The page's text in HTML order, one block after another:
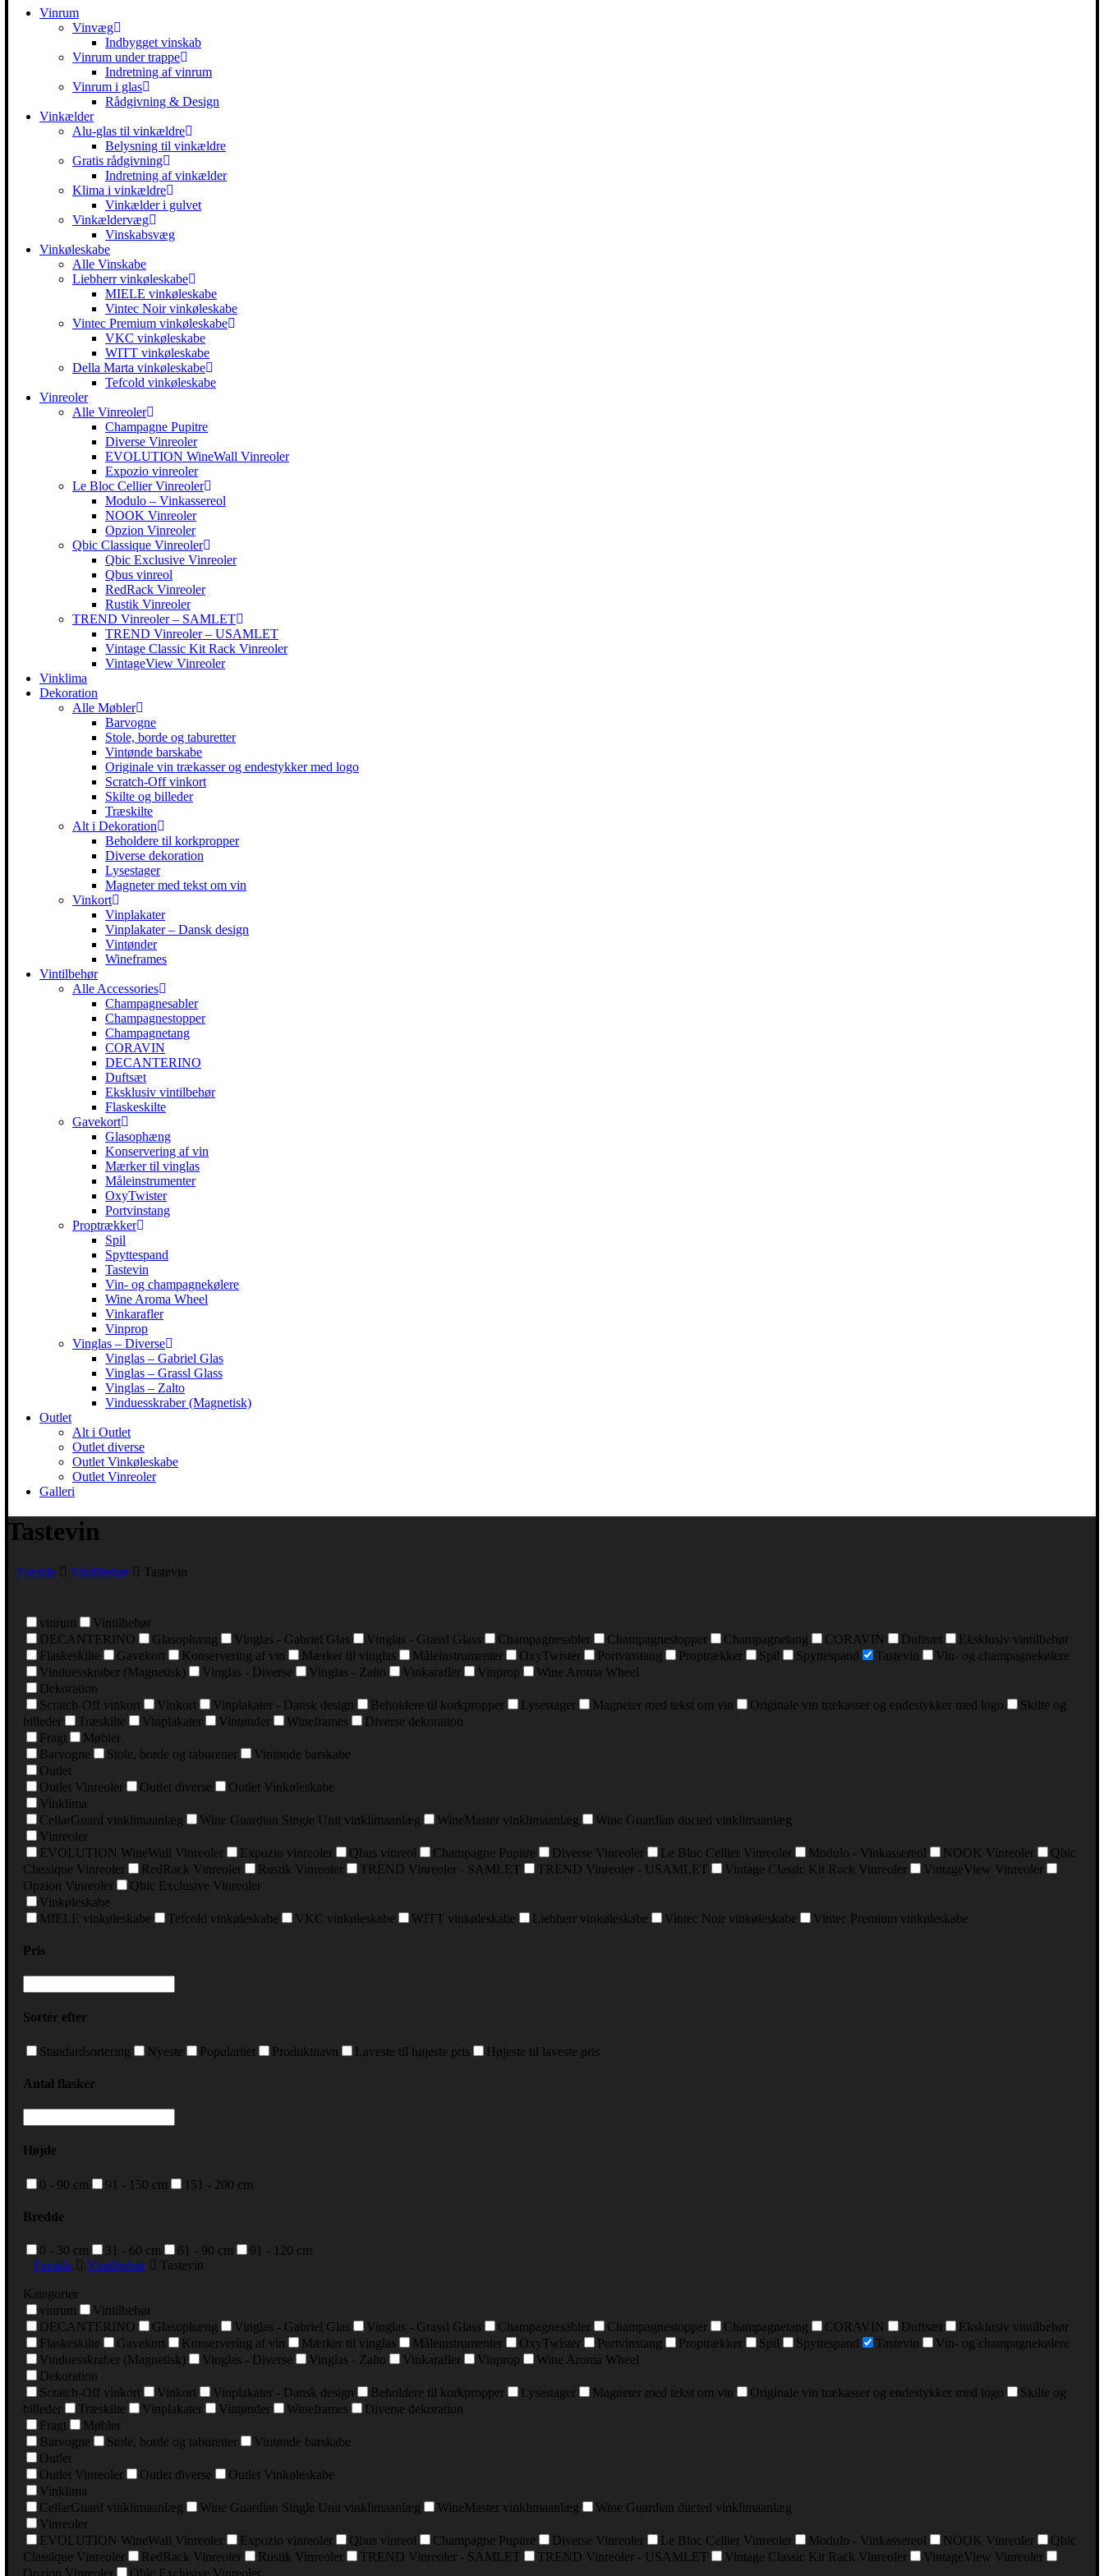
Vinrum
Vinvæg
Indbygget vinskab
Vinrum under trappe
Indretning af vinrum
Vinrum i glas
Rådgivning & Design
Vinkælder
Alu-glas til vinkældre
Belysning til vinkældre
Gratis rådgivning
Indretning af vinkælder
Klima i vinkældre
Vinkælder i gulvet
Vinkældervæg
Vinskabsvæg
Vinkøleskabe
Alle Vinskabe
Liebherr vinkøleskabe
MIELE vinkøleskabe
Vintec Noir vinkøleskabe
Vintec Premium vinkøleskabe
VKC vinkøleskabe
WITT vinkøleskabe
Della Marta vinkøleskabe
Tefcold vinkøleskabe
Vinreoler
Alle Vinreoler
Champagne Pupitre
Diverse Vinreoler
EVOLUTION WineWall Vinreoler
Expozio vinreoler
Le Bloc Cellier Vinreoler
Modulo – Vinkassereol
NOOK Vinreoler
Opzion Vinreoler
Qbic Classique Vinreoler
Qbic Exclusive Vinreoler
Qbus vinreol
RedRack Vinreoler
Rustik Vinreoler
TREND Vinreoler – SAMLET
TREND Vinreoler – USAMLET
Vintage Classic Kit Rack Vinreoler
VintageView Vinreoler
Vinklima
Dekoration
Alle Møbler
Barvogne
Stole, borde og taburetter
Vintønde barskabe
Originale vin trækasser og endestykker med logo
Scratch-Off vinkort
Skilte og billeder
Træskilte
Alt i Dekoration
Beholdere til korkpropper
Diverse dekoration
Lysestager
Magneter med tekst om vin
Vinkort
Vinplakater
Vinplakater – Dansk design
Vintønder
Wineframes
Vintilbehør
Alle Accessories
Champagnesabler
Champagnestopper
Champagnetang
CORAVIN
DECANTERINO
Duftsæt
Eksklusiv vintilbehør
Flaskeskilte
Gavekort
Glasophæng
Konservering af vin
Mærker til vinglas
Måleinstrumenter
OxyTwister
Portvinstang
Proptrækker
Spil
Spyttespand
Tastevin
Vin- og champagnekølere
Wine Aroma Wheel
Vinkarafler
Vinprop
Vinglas – Diverse
Vinglas – Gabriel Glas
Vinglas – Grassl Glass
Vinglas – Zalto
Vinduesskraber (Magnetisk)
Outlet
Alt i Outlet
Outlet diverse
Outlet Vinkøleskabe
Outlet Vinreoler
Galleri
Tastevin
Forside Vintilbehør Tastevin
vinrum
Vintilbehør
DECANTERINO
Glasophæng Vinglas - Gabriel Glas Vinglas - Grassl Glass Champagnesabler Champagnestopper Champagnetang CORAVIN Duftsæt
Eksklusiv vintilbehør
Flaskeskilte
Gavekort Konservering af vin Mærker til vinglas Måleinstrumenter OxyTwister Portvinstang Proptrækker Spil Spyttespand Tastevin
Vin- og champagnekølere
Vinduesskraber (Magnetisk)
Vinglas - Diverse Vinglas - Zalto Vinkarafler Vinprop
Wine Aroma Wheel
Dekoration
Scratch-Off vinkort
Vinkort Vinplakater - Dansk design Beholdere til korkpropper Lysestager Magneter med tekst om vin Originale vin trækasser og endestykker med logo
Skilte og
billeder
Træskilte Vinplakater Vintønder Wineframes
Diverse dekoration
Fragt
Møbler
Barvogne
Stole, borde og taburetter
Vintønde barskabe
Outlet
Outlet Vinreoler
Outlet diverse
Outlet Vinkøleskabe
Vinklima
CellarGuard vinklimaanlæg
Wine Guardian Single Unit vinklimaanlæg WineMaster vinklimaanlæg
Wine Guardian ducted vinklimaanlæg
Vinreoler
EVOLUTION WineWall Vinreoler
Expozio vinreoler Qbus vinreol Champagne Pupitre Diverse Vinreoler Le Bloc Cellier Vinreoler Modulo - Vinkassereol NOOK Vinreoler
Qbic
Classique Vinreoler
RedRack Vinreoler Rustik Vinreoler TREND Vinreoler - SAMLET TREND Vinreoler - USAMLET Vintage Classic Kit Rack Vinreoler
VintageView Vinreoler
Opzion Vinreoler
Qbic Exclusive Vinreoler
Vinkøleskabe
MIELE vinkøleskabe
Tefcold vinkøleskabe VKC vinkøleskabe WITT vinkøleskabe Liebherr vinkøleskabe Vintec Noir vinkøleskabe Vintec Premium vinkøleskabe
Pris
Sortér efter
Standardsortering Nyeste Popularitet Produktnavn Laveste til højeste pris Højeste til laveste pris
Antal flasker
Højde
0 - 90 cm 91 - 150 cm 151 - 200 cm
Bredde
0 - 30 cm 31 - 60 cm 61 - 90 cm
91 - 120 cm
Forside
Vintilbehør Tastevin
Kategorier
vinrum
Vintilbehør
DECANTERINO
Glasophæng Vinglas - Gabriel Glas Vinglas - Grassl Glass Champagnesabler Champagnestopper Champagnetang CORAVIN Duftsæt
Eksklusiv vintilbehør
Flaskeskilte
Gavekort Konservering af vin Mærker til vinglas Måleinstrumenter OxyTwister Portvinstang Proptrækker Spil Spyttespand Tastevin
Vin- og champagnekølere
Vinduesskraber (Magnetisk)
Vinglas - Diverse Vinglas - Zalto Vinkarafler Vinprop
Wine Aroma Wheel
Dekoration
Scratch-Off vinkort
Vinkort Vinplakater - Dansk design Beholdere til korkpropper Lysestager Magneter med tekst om vin Originale vin trækasser og endestykker med logo
Skilte og
billeder
Træskilte Vinplakater Vintønder Wineframes
Diverse dekoration
Fragt
Møbler
Barvogne
Stole, borde og taburetter
Vintønde barskabe
Outlet
Outlet Vinreoler
Outlet diverse
Outlet Vinkøleskabe
Vinklima
CellarGuard vinklimaanlæg
Wine Guardian Single Unit vinklimaanlæg WineMaster vinklimaanlæg
Wine Guardian ducted vinklimaanlæg
Vinreoler
EVOLUTION WineWall Vinreoler
Expozio vinreoler Qbus vinreol Champagne Pupitre Diverse Vinreoler Le Bloc Cellier Vinreoler Modulo - Vinkassereol NOOK Vinreoler
Qbic
Classique Vinreoler
RedRack Vinreoler Rustik Vinreoler TREND Vinreoler - SAMLET TREND Vinreoler - USAMLET Vintage Classic Kit Rack Vinreoler
VintageView Vinreoler